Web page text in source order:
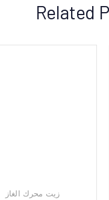
Related
زيت محرك الغاز